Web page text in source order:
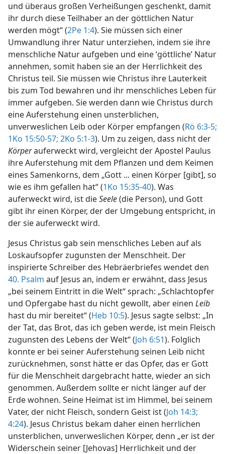
und überaus großen Verheißungen geschenkt, damit
ihr durch diese Teilhaber an der göttlichen Natur
werden mögt“ (2Pe 1:4). Sie müssen sich einer
Umwandlung ihrer Natur unterziehen, indem sie ihre
menschliche Natur aufgeben und eine ‘göttliche’ Natur
annehmen, somit haben sie an der Herrlichkeit des
Christus teil. Sie müssen wie Christus ihre Lauterkeit
bis zum Tod bewahren und ihr menschliches Leben für
immer aufgeben. Sie werden dann wie Christus durch
eine Auferstehung einen unsterblichen,
unverweslichen Leib oder Körper empfangen (Rö 6:3-5;
1Ko 15:50-57; 2Ko 5:1-3). Um zu zeigen, dass nicht der
Körperauferweckt wird, vergleicht der Apostel Paulus
ihre Auferstehung mit dem Pflanzen und dem Keimen
eines Samenkorns, dem „Gott ... einen Körper [gibt], so
wie es ihm gefallen hat“ (1Ko 15:35-40). Was
auferweckt wird, ist dieSeele(die Person), und Gott
gibt ihr einen Körper, der der Umgebung entspricht, in
der sie auferweckt wird.
Jesus Christus gab sein menschliches Leben auf als
Loskaufsopfer zugunsten der Menschheit. Der
inspirierte Schreiber des Hebräerbriefes wendet den
40. Psalm auf Jesus an, indem er erwähnt, dass Jesus
„bei seinem Eintritt in die Welt“ sprach: „Schlachtopfer
und Opfergabe hast du nicht gewollt, aber einen Leib
hast du mir bereitet“ (Heb 10:5). Jesus sagte selbst: „In
der Tat, das Brot, das ich geben werde, ist mein Fleisch
zugunsten des Lebens der Welt“ (Joh 6:51). Folglich
konnte er bei seiner Auferstehung seinen Leib nicht
zurücknehmen, sonst hätte er das Opfer, das er Gott
für die Menschheit dargebracht hatte, wieder an sich
genommen. Außerdem sollte er nicht länger auf der
Erde wohnen. Seine Heimat ist im Himmel, bei seinem
Vater, der nicht Fleisch, sondern Geist ist (Joh 14:3;
4:24). Jesus Christus bekam daher einen herrlichen
unsterblichen, unverweslichen Körper, denn „er ist der
Widerschein seiner [Jehovas] Herrlichkeit und der